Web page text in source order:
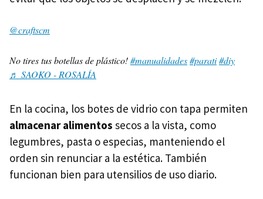
@craftscm
No tires tus botellas de plástico!#manualidades#parati#diy
♬ SAOKO - ROSALÍA
En la cocina, los botes de vidrio con tapa permiten
almacenar alimentos secos a la vista, como
legumbres, pasta o especias, manteniendo el
orden sin renunciar a la estética. También
funcionan bien para utensilios de uso diario.